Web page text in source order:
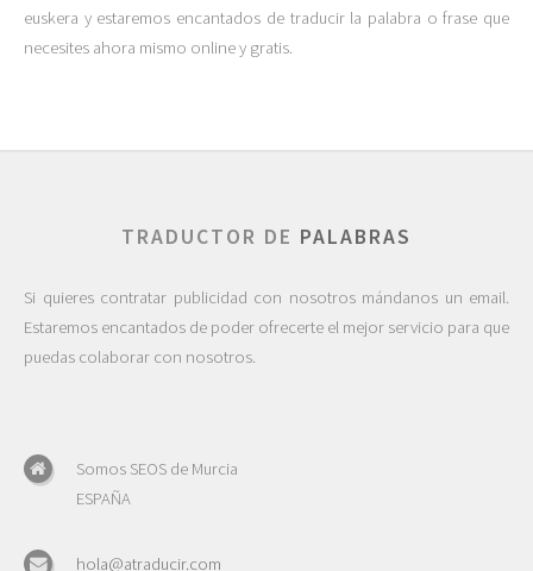
euskera y estaremos encantados de traducir la palabra o frase que
necesites ahora mismo online y gratis.
TRADUCTOR DE PALABRAS
Si quieres contratar publicidad con nosotros mándanos un email.
Estaremos encantados de poder ofrecerte el mejor servicio para que
puedas colaborar con nosotros.
Somos SEOS de Murcia
ESPAÑA
hola@atraducir.com